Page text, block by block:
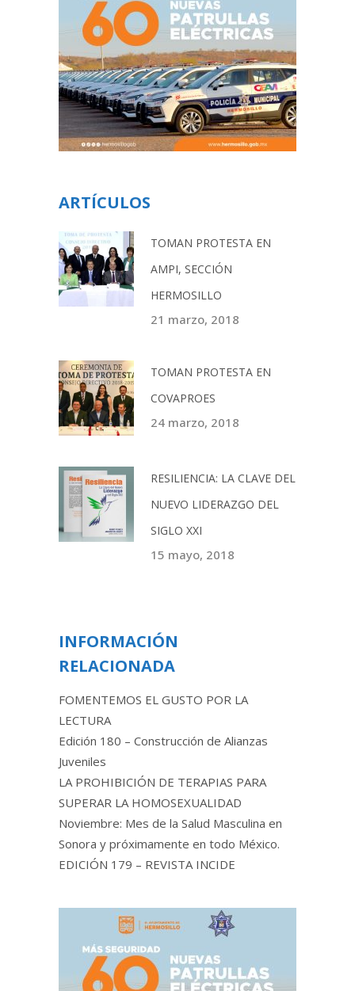
ARTÍCULOS
TOMAN PROTESTA EN
AMPI, SECCIÓN
HERMOSILLO
21 marzo, 2018
TOMAN PROTESTA EN
COVAPROES
24 marzo, 2018
RESILIENCIA: LA CLAVE DEL
NUEVO LIDERAZGO DEL
SIGLO XXI
15 mayo, 2018
INFORMACIÓN
RELACIONADA
FOMENTEMOS EL GUSTO POR LA
LECTURA
Edición 180 – Construcción de Alianzas
Juveniles
LA PROHIBICIÓN DE TERAPIAS PARA
SUPERAR LA HOMOSEXUALIDAD
Noviembre: Mes de la Salud Masculina en
Sonora y próximamente en todo México.
EDICIÓN 179 – REVISTA INCIDE